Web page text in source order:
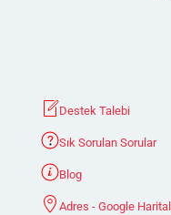
Destek Talebi
Sık Sorulan Sorular
Blog
Adres - Google